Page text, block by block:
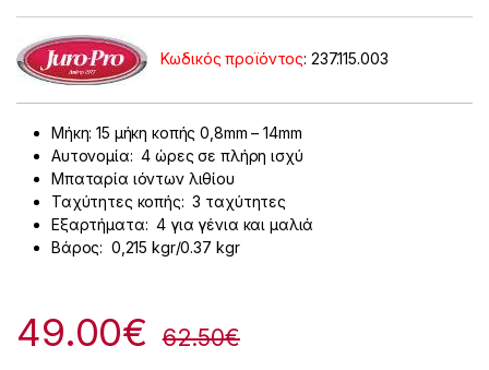
Κωδικός προϊόντος: 237.115.003
Μήκη: 15 μήκη κοπής 0,8mm – 14mm
Αυτονομία: 4 ώρες σε πλήρη ισχύ
Μπαταρία ιόντων λιθίου
Ταχύτητες κοπής: 3 ταχύτητες
Εξαρτήματα: 4 για γένια και μαλιά
Βάρος: 0,215 kgr/0.37 kgr
49.00€ 62.50€